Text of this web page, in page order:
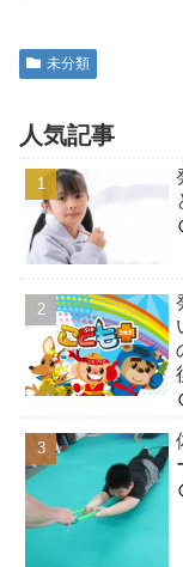
未分類
人気記事